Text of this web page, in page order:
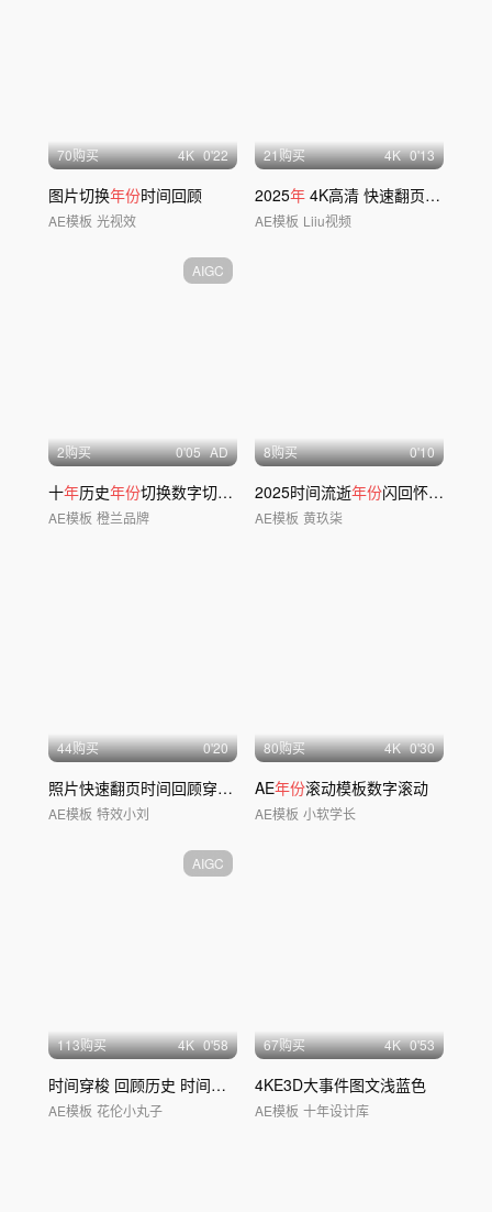
70购买 4K 0'22
图片切换年份时间回顾
AE模板 光视效
21购买 4K 0'13
2025年 4K高清 快速翻页回顾片头
AE模板 Liiu视频
AIGC
2购买 0'05 AD
十年历史年份切换数字切换周 年切换图片
AE模板 橙兰品牌
8购买 0'10
2025时间流逝年份闪回怀旧风卡点片头
AE模板 黄玖柒
44购买 0'20
照片快速翻页时间回顾穿梭片头片尾
AE模板 特效小刘
80购买 4K 0'30
AE年份滚动模板数字滚动
AE模板 小软学长
AIGC
113购买 4K 0'58
时间穿梭 回顾历史 时间回溯 时光倒流
AE模板 花伦小丸子
67购买 4K 0'53
4KE3D大事件图文浅蓝色
AE模板 十年设计库